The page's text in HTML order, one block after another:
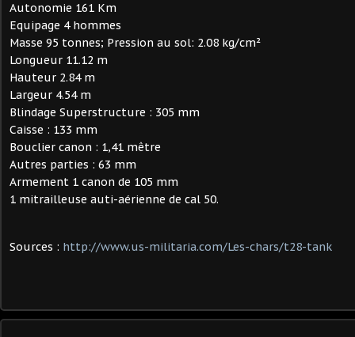
Autonomie 161 Km
Equipage 4 hommes
Masse 95 tonnes; Pression au sol: 2.08 kg/cm²
Longueur 11.12 m
Hauteur 2.84 m
Largeur 4.54 m
Blindage Superstructure : 305 mm
Caisse : 133 mm
Bouclier canon : 1,41 mêtre
Autres parties : 63 mm
Armement 1 canon de 105 mm
1 mitrailleuse auti-aérienne de cal 50.
Sources : http://www.us-militaria.com/Les-chars/t28-tank